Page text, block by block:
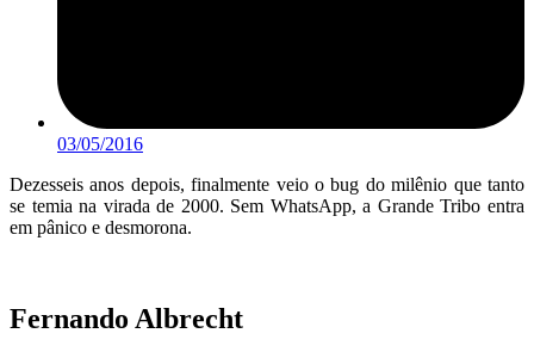
03/05/2016
Dezesseis anos depois, finalmente veio o bug do milênio que tanto
se temia na virada de 2000. Sem WhatsApp, a Grande Tribo entra
em pânico e desmorona.
Fernando Albrecht